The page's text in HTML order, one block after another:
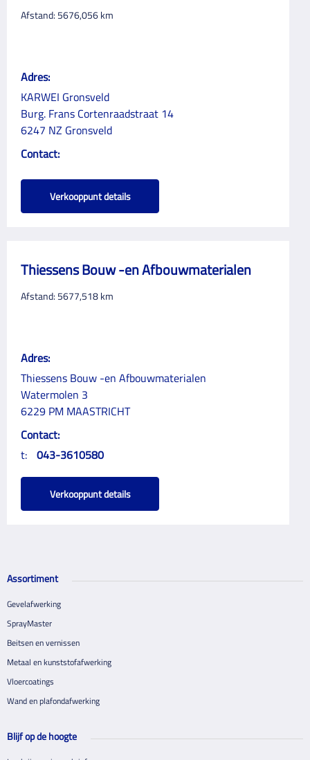
Afstand: 5676,056km
Adres:
KARWEI Gronsveld
Burg. Frans Cortenraadstraat 14
6247 NZ Gronsveld
Contact:
Verkooppunt details
Thiessens Bouw -en Afbouwmaterialen
Afstand: 5677,518km
Adres:
Thiessens Bouw -en Afbouwmaterialen
Watermolen 3
6229 PM MAASTRICHT
Contact:
t: 043-3610580
Verkooppunt details
Assortiment
Gevelafwerking
SprayMaster
Beitsen en vernissen
Metaal en kunststofafwerking
Vloercoatings
Wand en plafondafwerking
Blijf op de hoogte